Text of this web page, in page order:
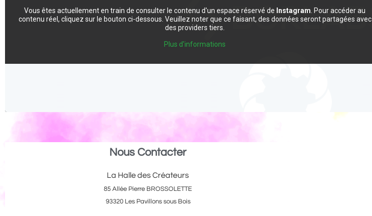
Vous êtes actuellement en train de consulter le contenu d'un espace réservé de Instagram . Pour accéder au
contenu réel, cliquez sur le bouton ci-dessous. Veuillez noter que ce faisant, des données seront partagées avec
des providers tiers.
Plus d'informations
Nous Contacter
La Halle des Créateurs
85 Allée Pierre BROSSOLETTE
93320 Les Pavillons sous Bois